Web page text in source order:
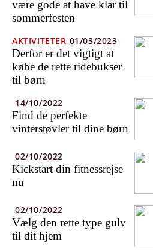
være gode at have klar til
sommerfesten
AKTIVITETER 01/03/2023
Derfor er det vigtigt at
købe de rette ridebukser
til børn
14/10/2022
Find de perfekte
vinterstøvler til dine børn
02/10/2022
Kickstart din fitnessrejse
nu
02/10/2022
Vælg den rette type gulv
til dit hjem